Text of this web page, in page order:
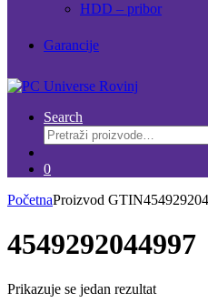
HDD – pribor
Garancije
Search
Pretraži:
0
PočetnaProizvod GTIN
4549292044997
Prikazuje se jedan rezultat